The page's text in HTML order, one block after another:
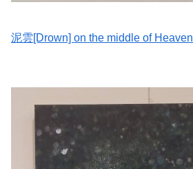
泥雲[Drown] on the middle of Heaven